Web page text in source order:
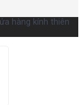
hàng kính thiên